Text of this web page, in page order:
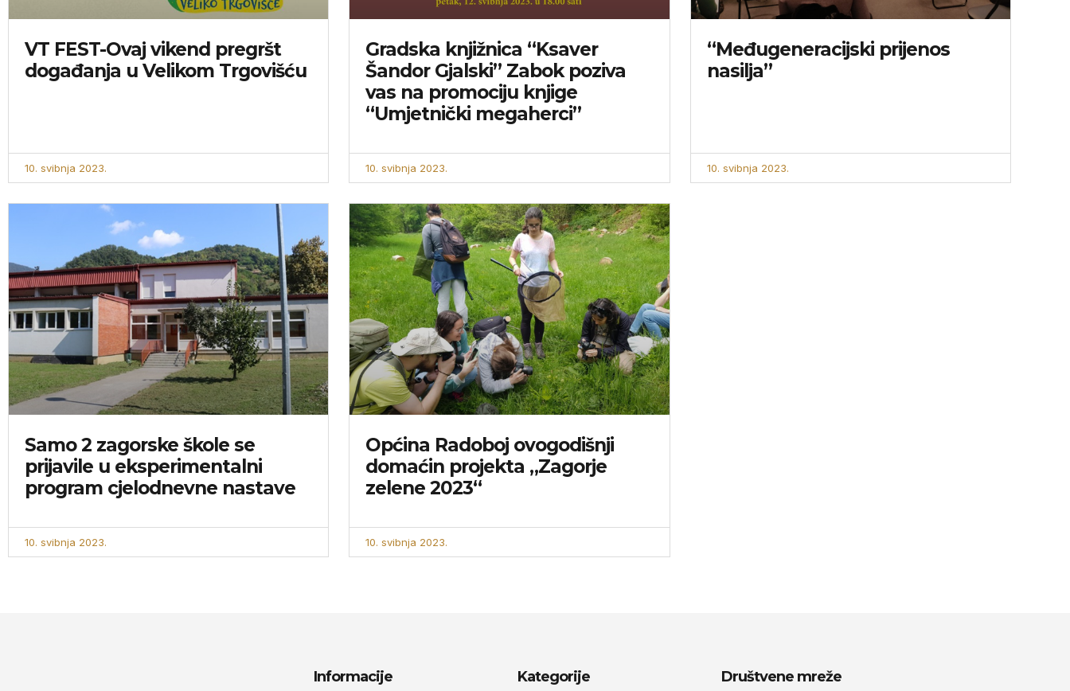
VT FEST-Ovaj vikend pregršt
događanja u Velikom Trgovišću
10. svibnja 2023.
Gradska knjižnica “Ksaver
Šandor Gjalski” Zabok poziva
vas na promociju knjige
“Umjetnički megaherci”
10. svibnja 2023.
“Međugeneracijski prijenos
nasilja”
10. svibnja 2023.
Samo 2 zagorske škole se
prijavile u eksperimentalni
program cjelodnevne nastave
10. svibnja 2023.
Općina Radoboj ovogodišnji
domaćin projekta „Zagorje
zelene 2023“
10. svibnja 2023.
Informacije Kategorije Društvene mreže